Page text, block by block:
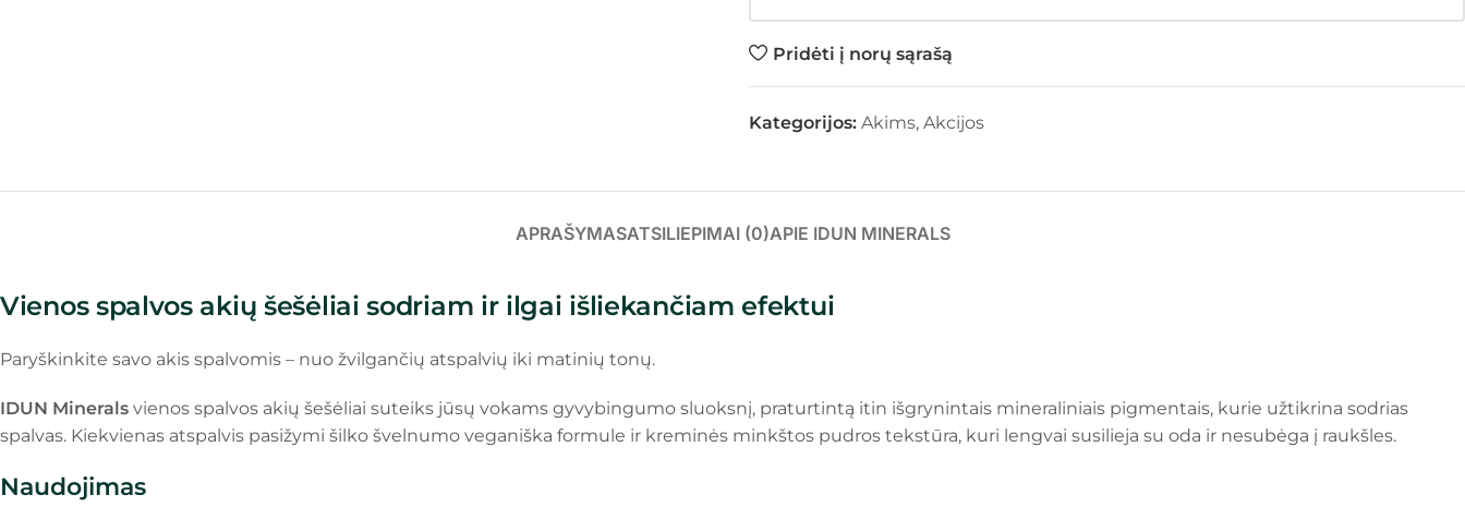
Pridėti į norų sąrašą
Kategorijos: Akims, Akcijos
APRAŠYMASATSILIEPIMAI (0)APIE IDUN MINERALS
Vienos spalvos akių šešėliai sodriam ir ilgai išliekančiam efektui
Paryškinkite savo akis spalvomis – nuo žvilgančių atspalvių iki matinių tonų.
IDUN Minerals vienos spalvos akių šešėliai suteiks jūsų vokams gyvybingumo sluoksnį, praturtintą itin išgrynintais mineraliniais pigmentais, kurie užtikrina sodrias
spalvas. Kiekvienas atspalvis pasižymi šilko švelnumo veganiška formule ir kreminės minkštos pudros tekstūra, kuri lengvai susilieja su oda ir nesubėga į raukšles.
Naudojimas